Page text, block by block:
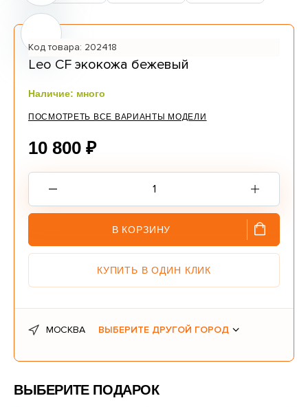
info@everprof-shop.ru
whatsapp/telegramm
Код товара: 202418
Leo CF экокожа бежевый
Наличие: много
ПОСМОТРЕТЬ ВСЕ ВАРИАНТЫ МОДЕЛИ
10 800 ₽
В КОРЗИНУ
КУПИТЬ В ОДИН КЛИК
МОСКВА ВЫБЕРИТЕ ДРУГОЙ ГОРОД
ВЫБЕРИТЕ ПОДАРОК